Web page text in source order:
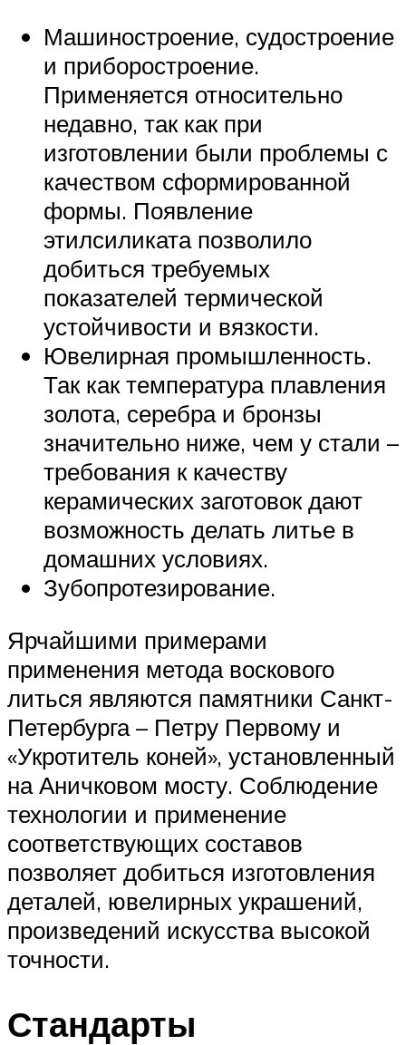
Машиностроение, судостроение
и приборостроение.
Применяется относительно
недавно, так как при
изготовлении были проблемы с
качеством сформированной
формы. Появление
этилсиликата позволило
добиться требуемых
показателей термической
устойчивости и вязкости.
Ювелирная промышленность.
Так как температура плавления
золота, серебра и бронзы
значительно ниже, чем у стали –
требования к качеству
керамических заготовок дают
возможность делать литье в
домашних условиях.
Зубопротезирование.
Ярчайшими примерами
применения метода воскового
литься являются памятники Санкт-
Петербурга – Петру Первому и
«Укротитель коней», установленный
на Аничковом мосту. Соблюдение
технологии и применение
соответствующих составов
позволяет добиться изготовления
деталей, ювелирных украшений,
произведений искусства высокой
точности.
Стандарты